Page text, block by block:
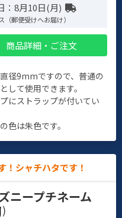
：8月10日(月)
（郵便受けへお届け）
商品詳細・ご注文
径9mmですので、普通の
して使用できます。
にストラップが付いてい
色は朱色です。
！シャチハタです！
ニープチネーム
)